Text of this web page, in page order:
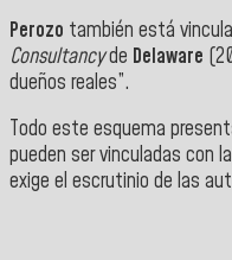
Perozo también está
Consultancyde Delaware
dueños reales”.
Todo este esquema
pueden ser vinculadas con
exige el escrutinio de las